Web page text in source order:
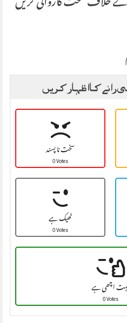
رائے کا اظہار کریں
سخت نا پسند
0 Votes
ٹھیک ہے
0 Votes
اچھی ہے
0 Votes